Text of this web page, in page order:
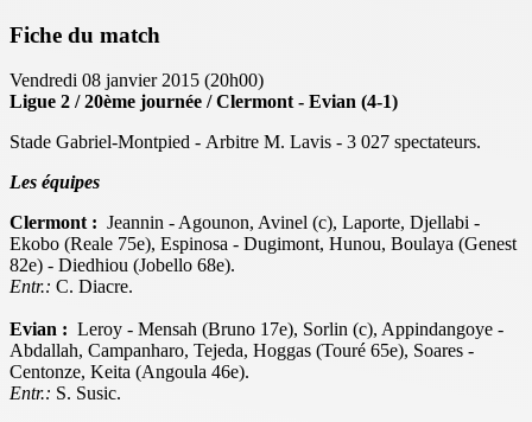
Fiche du match
Vendredi 08 janvier 2015 (20h00)
Ligue 2 / 20ème journée / Clermont - Evian (4-1)
Stade Gabriel-Montpied - Arbitre M. Lavis - 3 027 spectateurs.
Les équipes
Clermont : Jeannin - Agounon, Avinel (c), Laporte, Djellabi -
Ekobo (Reale 75e), Espinosa - Dugimont, Hunou, Boulaya (Genest
82e) - Diedhiou (Jobello 68e).
Entr.: C. Diacre.
Evian : Leroy - Mensah (Bruno 17e), Sorlin (c), Appindangoye -
Abdallah, Campanharo, Tejeda, Hoggas (Touré 65e), Soares -
Centonze, Keita (Angoula 46e).
Entr.: S. Susic.